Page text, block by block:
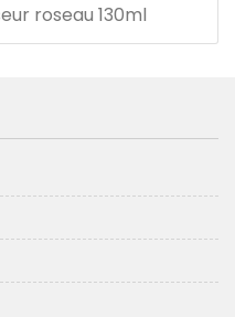
roseau 130ml